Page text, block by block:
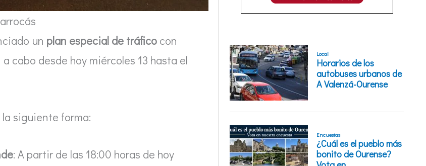
un plan especial de tráfico con
a cabo desde hoy miércoles 13 hasta el
siguiente forma:
: A partir de las 18:00 horas de hoy